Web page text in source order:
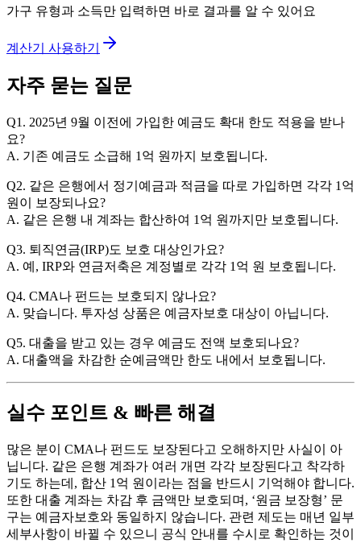
가구 유형과 소득만 입력하면 바로 결과를 알 수 있어요
계산기 사용하기
자주 묻는 질문
Q1. 2025년 9월 이전에 가입한 예금도 확대 한도 적용을 받나
요?
A. 기존 예금도 소급해 1억 원까지 보호됩니다.
Q2. 같은 은행에서 정기예금과 적금을 따로 가입하면 각각 1억
원이 보장되나요?
A. 같은 은행 내 계좌는 합산하여 1억 원까지만 보호됩니다.
Q3. 퇴직연금(IRP)도 보호 대상인가요?
A. 예, IRP와 연금저축은 계정별로 각각 1억 원 보호됩니다.
Q4. CMA나 펀드는 보호되지 않나요?
A. 맞습니다. 투자성 상품은 예금자보호 대상이 아닙니다.
Q5. 대출을 받고 있는 경우 예금도 전액 보호되나요?
A. 대출액을 차감한 순예금액만 한도 내에서 보호됩니다.
실수 포인트 & 빠른 해결
많은 분이 CMA나 펀드도 보장된다고 오해하지만 사실이 아
닙니다. 같은 은행 계좌가 여러 개면 각각 보장된다고 착각하
기도 하는데, 합산 1억 원이라는 점을 반드시 기억해야 합니다.
또한 대출 계좌는 차감 후 금액만 보호되며, ‘원금 보장형’ 문
구는 예금자보호와 동일하지 않습니다. 관련 제도는 매년 일부
세부사항이 바뀔 수 있으니 공식 안내를 수시로 확인하는 것이